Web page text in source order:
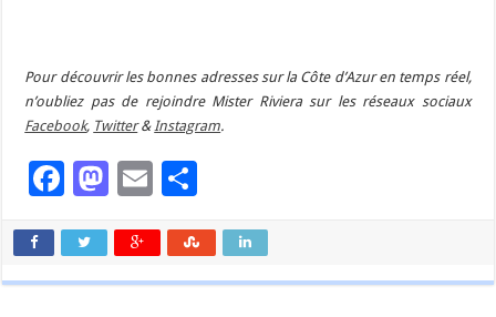
Pour découvrir les bonnes adresses sur la Côte d’Azur en temps réel,
n’oubliez pas de rejoindre Mister Riviera sur les réseaux sociaux
Facebook, Twitter&Instagram.
Facebook
Mastodon
Email